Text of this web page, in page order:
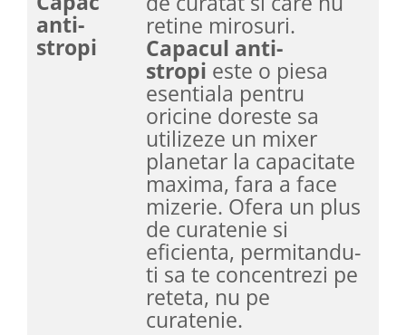
anti-
stropi
retine mirosuri.
Capacul anti-
stropi este o piesa
esentiala pentru
oricine doreste sa
utilizeze un mixer
planetar la capacitate
maxima, fara a face
mizerie. Ofera un plus
de curatenie si
eficienta, permitandu-
ti sa te concentrezi pe
reteta, nu pe
curatenie.